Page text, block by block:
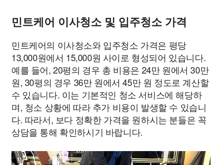
민트케어 이사청소 및 입주청소 가격
민트케어의 이사청소와 입주청소 가격은 평당
13,000원에서 15,000원 사이로 형성되어 있습니다.
예를 들어, 20평의 경우 총 비용은 24만 원에서 30만
원, 30평의 경우 36만 원에서 45만 원 정도로 계산할
수 있습니다. 이는 기본적인 청소 서비스에 해당하
며, 청소 상황에 따라 추가 비용이 발생할 수 있습니
다. 따라서, 보다 정확한 가격을 원하시는 분들은 꼭
상담을 통해 확인하시기 바랍니다.